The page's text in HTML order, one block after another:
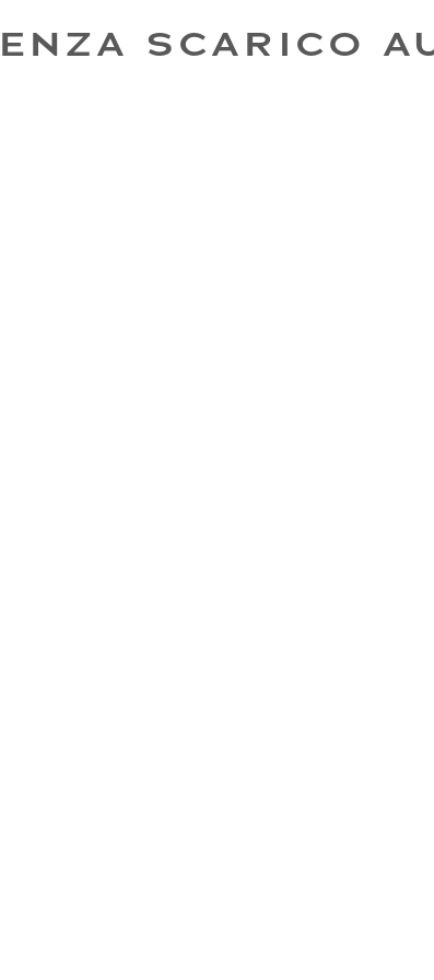
SCARICO